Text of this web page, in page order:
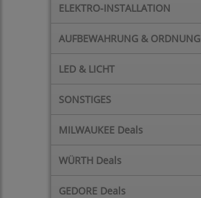
ELEKTRO-INSTALLATION
AUFBEWAHRUNG & ORDNUNG
LED & LICHT
SONSTIGES
MILWAUKEE Deals
WÜRTH Deals
GEDORE Deals